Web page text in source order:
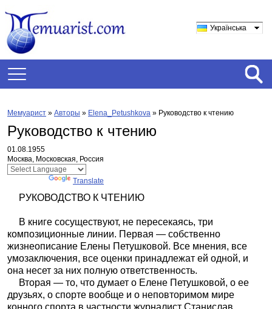
Українська
Мемуарист » Авторы » Elena_Petushkova » Руководство к чтению
Руководство к чтению
01.08.1955
Москва, Московская, Россия
Translate
РУКОВОДСТВО К ЧТЕНИЮ
В книге сосуществуют, не пересекаясь, три
композиционные линии. Первая — собственно
жизнеописание Елены Петушковой. Все мнения, все
умозаключения, все оценки принадлежат ей одной, и
она несет за них полную ответственность.
Вторая — то, что думает о Елене Петушковой, о ее
друзьях, о спорте вообще и о неповторимом мире
конного спорта в частности журналист Станислав